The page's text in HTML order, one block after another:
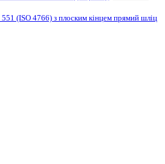
(ISO 4766) з плоским кінцем прямий шліц